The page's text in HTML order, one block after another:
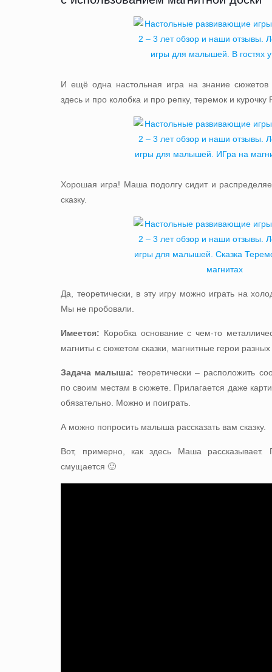
И ещё одна настольная игра на знание сюжетов
здесь и про колобка и про репку, теремок и курочку
Хорошая игра! Маша подолгу сидит и
сказку.
Да, теоретически, в эту игру можно играть на
Мы не пробовали.
Имеется: Коробка основание с чем-то
магниты с сюжетом сказки, магнитные герои разных
Задача малыша: теоретически – расположить
по своим местам в сюжете. Прилагается даже
обязательно. Можно и поиграть.
А можно попросить малыша рассказать вам сказку.
Вот, примерно, как здесь Маша рассказывает.
смущается 🙂